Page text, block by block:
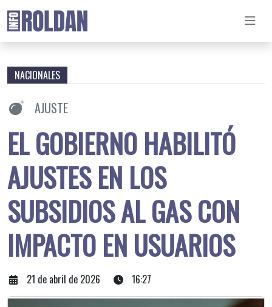
NACIONALES
AJUSTE
EL GOBIERNO HABILITÓ
AJUSTES EN LOS
SUBSIDIOS AL GAS CON
IMPACTO EN USUARIOS
21 de abril de 2026 16:27